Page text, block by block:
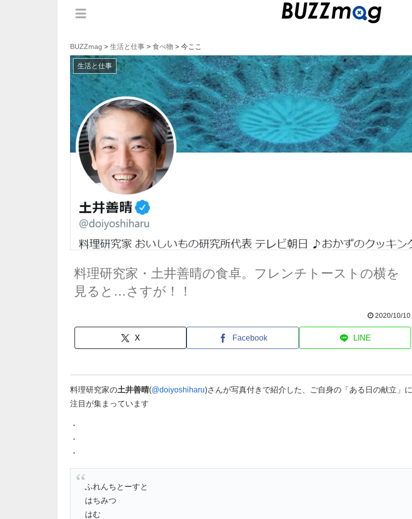
BUZZmag > 生活と仕事 > 食べ物 > 今ここ
生活と仕事
料理研究家・土井善晴の食卓。フレンチトーストの横を
見ると…さすが！！
2020/10/10
X Facebook LINE
料理研究家の土井善晴(@doiyoshiharu)さんが写真付きで紹介した、ご自身の「ある日の献立」に
注目が集まっています
・
・
・
ふれんちとーすと
はちみつ
はむ